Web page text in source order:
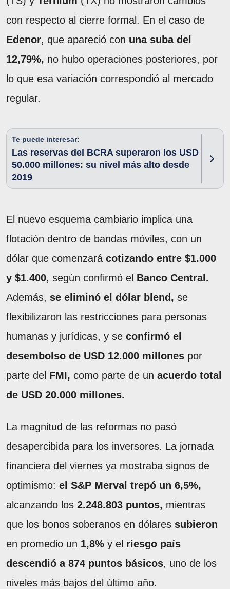
con respecto al cierre formal. En el caso de
Edenor, que apareció con una suba del
12,79%, no hubo operaciones posteriores, por
lo que esa variación correspondió al mercado
regular.
Te puede interesar:
Las reservas del BCRA superaron los USD
50.000 millones: su nivel más alto desde
2019
El nuevo esquema cambiario implica una
flotación dentro de bandas móviles, con un
dólar que comenzará cotizando entre $1.000
y $1.400, según confirmó el Banco Central.
Además, se eliminó el dólar blend, se
flexibilizaron las restricciones para personas
humanas y jurídicas, y se confirmó el
desembolso de USD 12.000 millones por
parte del FMI, como parte de un acuerdo total
de USD 20.000 millones.
La magnitud de las reformas no pasó
desapercibida para los inversores. La jornada
financiera del viernes ya mostraba signos de
optimismo: el S&P Merval trepó un 6,5%,
alcanzando los 2.248.803 puntos, mientras
que los bonos soberanos en dólares subieron
en promedio un 1,8% y el riesgo país
descendió a 874 puntos básicos, uno de los
niveles más bajos del último año.